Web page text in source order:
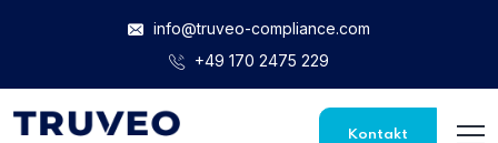
info@truveo-compliance.com
+49 170 2475 229
Kontakt